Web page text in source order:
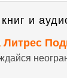
и
Литрес